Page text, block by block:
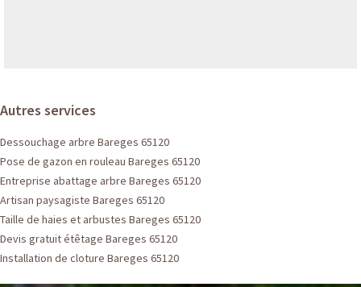
Autres services
Dessouchage arbre Bareges 65120
Pose de gazon en rouleau Bareges 65120
Entreprise abattage arbre Bareges 65120
Artisan paysagiste Bareges 65120
Taille de haies et arbustes Bareges 65120
Devis gratuit étêtage Bareges 65120
Installation de cloture Bareges 65120